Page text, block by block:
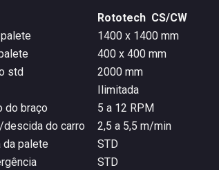
Rototech CS/CW
1400 x 1400 mm
400 x 400 mm
std
2000 mm
Ilimitada
do braço
5 a 12 RPM
descida do carro
2,5 a 5,5 m/min
da palete
STD
STD